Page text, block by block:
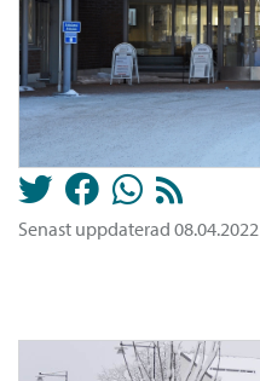
Senast uppdaterad 08.04.2022